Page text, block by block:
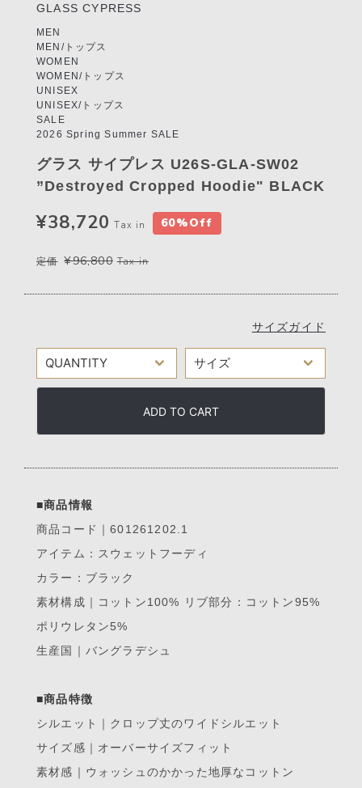
GLASS CYPRESS
MEN
MEN/トップス
WOMEN
WOMEN/トップス
UNISEX
UNISEX/トップス
SALE
2026 Spring Summer SALE
グラス サイプレス U26S-GLA-SW02
”Destroyed Cropped Hoodie" BLACK
¥38,720 Tax in 60%Off
定価 ¥96,800 Tax in
サイズガイド
ADD TO CART
■商品情報
商品コード｜601261202.1
アイテム：スウェットフーディ
カラー：ブラック
素材構成｜コットン100% リブ部分：コットン95%
ポリウレタン5%
生産国｜バングラデシュ
■商品特徴
シルエット｜クロップ丈のワイドシルエット
サイズ感｜オーバーサイズフィット
素材感｜ウォッシュのかかった地厚なコットン